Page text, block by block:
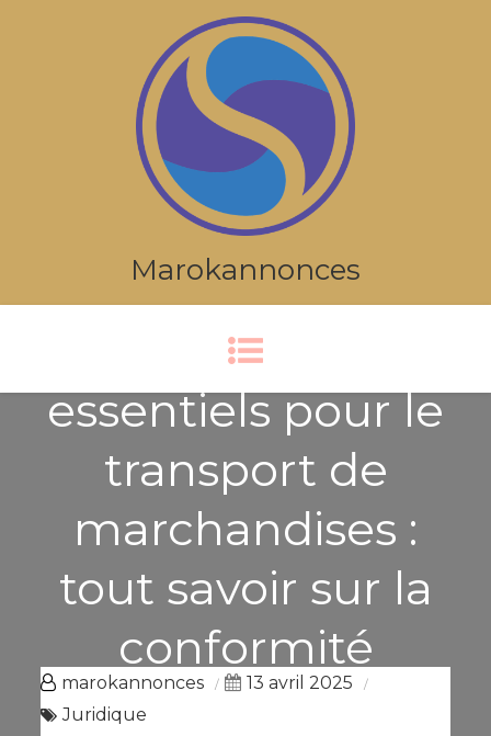
Marokannonces
Les documents
essentiels pour le
transport de
marchandises :
tout savoir sur la
conformité
réglementaire
marokannonces
13 avril 2025
Juridique